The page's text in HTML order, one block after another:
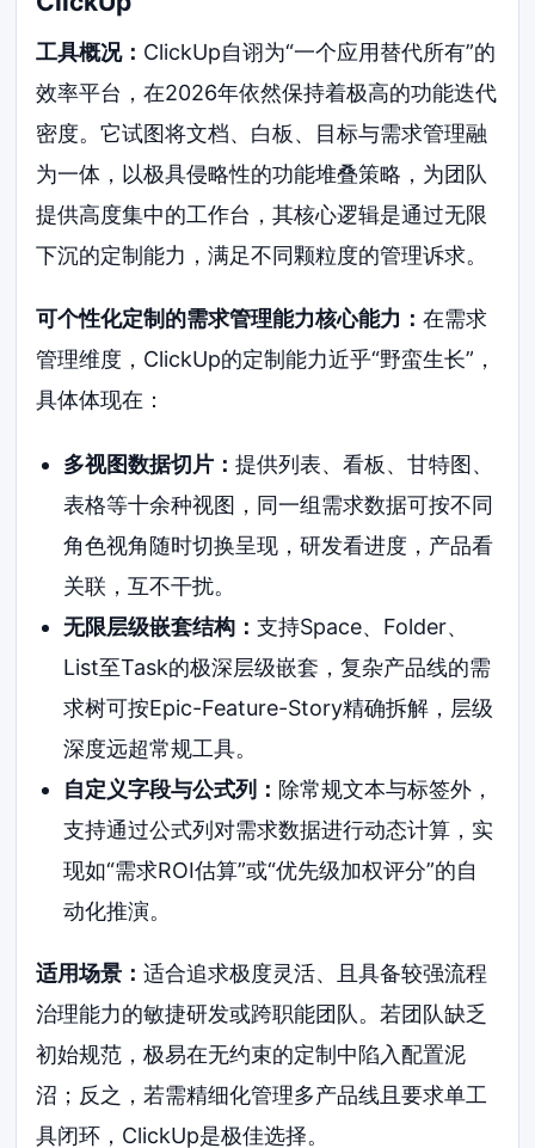
工具概况： ClickUp自诩为“一个应用替代所有”的
效率平台，在2026年依然保持着极高的功能迭代
密度。它试图将文档、白板、目标与需求管理融
为一体，以极具侵略性的功能堆叠策略，为团队
提供高度集中的工作台，其核心逻辑是通过无限
下沉的定制能力，满足不同颗粒度的管理诉求。
可个性化定制的需求管理能力核心能力：在需求
管理维度，ClickUp的定制能力近乎“野蛮生长”，
具体体现在：
多视图数据切片： 提供列表、看板、甘特图、
表格等十余种视图，同一组需求数据可按不同
角色视角随时切换呈现，研发看进度，产品看
关联，互不干扰。
无限层级嵌套结构： 支持Space、Folder、
List至Task的极深层级嵌套，复杂产品线的需
求树可按Epic-Feature-Story精确拆解，层级
深度远超常规工具。
自定义字段与公式列： 除常规文本与标签外，
支持通过公式列对需求数据进行动态计算，实
现如“需求ROI估算”或“优先级加权评分”的自
动化推演。
适用场景：适合追求极度灵活、且具备较强流程
治理能力的敏捷研发或跨职能团队。若团队缺乏
初始规范，极易在无约束的定制中陷入配置泥
沼；反之，若需精细化管理多产品线且要求单工
具闭环，ClickUp是极佳选择。